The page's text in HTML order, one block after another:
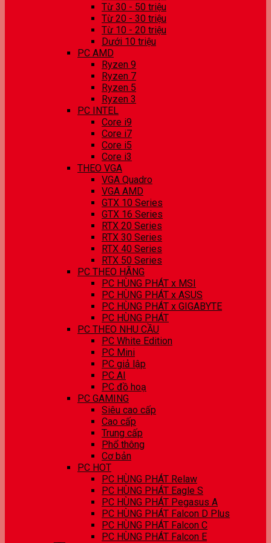
Từ 30 - 50 triệu
Từ 20 - 30 triệu
Từ 10 - 20 triệu
Dưới 10 triệu
PC AMD
Ryzen 9
Ryzen 7
Ryzen 5
Ryzen 3
PC INTEL
Core i9
Core i7
Core i5
Core i3
THEO VGA
VGA Quadro
VGA AMD
GTX 10 Series
GTX 16 Series
RTX 20 Series
RTX 30 Series
RTX 40 Series
RTX 50 Series
PC THEO HÃNG
PC HÙNG PHÁT x MSI
PC HÙNG PHÁT x ASUS
PC HÙNG PHÁT x GIGABYTE
PC HÙNG PHÁT
PC THEO NHU CẦU
PC White Edition
PC Mini
PC giả lập
PC AI
PC đồ hoạ
PC GAMING
Siêu cao cấp
Cao cấp
Trung cấp
Phổ thông
Cơ bản
PC HOT
PC HÙNG PHÁT Relaw
PC HÙNG PHÁT Eagle S
PC HÙNG PHÁT Pegasus A
PC HÙNG PHÁT Falcon D Plus
PC HÙNG PHÁT Falcon C
PC HÙNG PHÁT Falcon E